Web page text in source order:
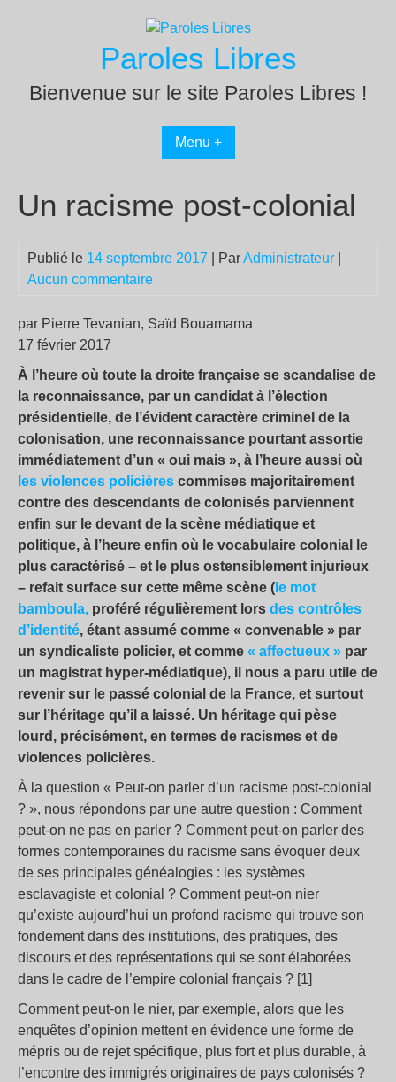
Paroles Libres
Bienvenue sur le site Paroles Libres !
Menu +
Un racisme post-colonial
Publié le 14 septembre 2017 | ParAdministrateur
Aucun commentaire
par Pierre Tevanian, Saïd Bouamama
17 février 2017
À l’heure où toute la droite française se scandalise de
la reconnaissance, par un candidat à l’élection
présidentielle, de l’évident caractère criminel de la
colonisation, une reconnaissance pourtant assortie
immédiatement d’un « oui mais », à l’heure aussi où
les violences policières commises majoritairement
contre des descendants de colonisés parviennent
enfin sur le devant de la scène médiatique et
politique, à l’heure enfin où le vocabulaire colonial le
plus caractérisé – et le plus ostensiblement injurieux
– refait surface sur cette même scène ( le mot
bamboula, proféré régulièrement lors des contrôles
d’identité, étant assumé comme « convenable » par
un syndicaliste policier, et comme « affectueux » par
un magistrat hyper-médiatique), il nous a paru utile de
revenir sur le passé colonial de la France, et surtout
sur l’héritage qu’il a laissé. Un héritage qui pèse
lourd, précisément, en termes de racismes et de
violences policières.
À la question « Peut-on parler d’un racisme post-colonial
? », nous répondons par une autre question : Comment
peut-on ne pas en parler ? Comment peut-on parler des
formes contemporaines du racisme sans évoquer deux
de ses principales généalogies : les systèmes
esclavagiste et colonial ? Comment peut-on nier
qu’existe aujourd’hui un profond racisme qui trouve son
fondement dans des institutions, des pratiques, des
discours et des représentations qui se sont élaborées
dans le cadre de l’empire colonial français ? [1]
Comment peut-on le nier, par exemple, alors que les
enquêtes d’opinion mettent en évidence une forme de
mépris ou de rejet spécifique, plus fort et plus durable, à
l’encontre des immigrés originaires de pays colonisés ?